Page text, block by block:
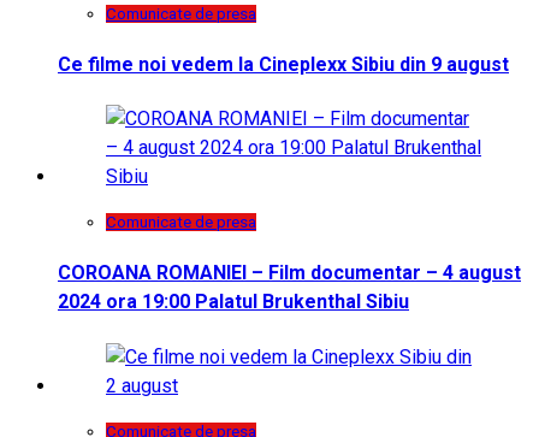
Comunicate de presa
Ce filme noi vedem la Cineplexx Sibiu din 9 august
Comunicate de presa
COROANA ROMANIEI – Film documentar – 4 august
2024 ora 19:00 Palatul Brukenthal Sibiu
Comunicate de presa